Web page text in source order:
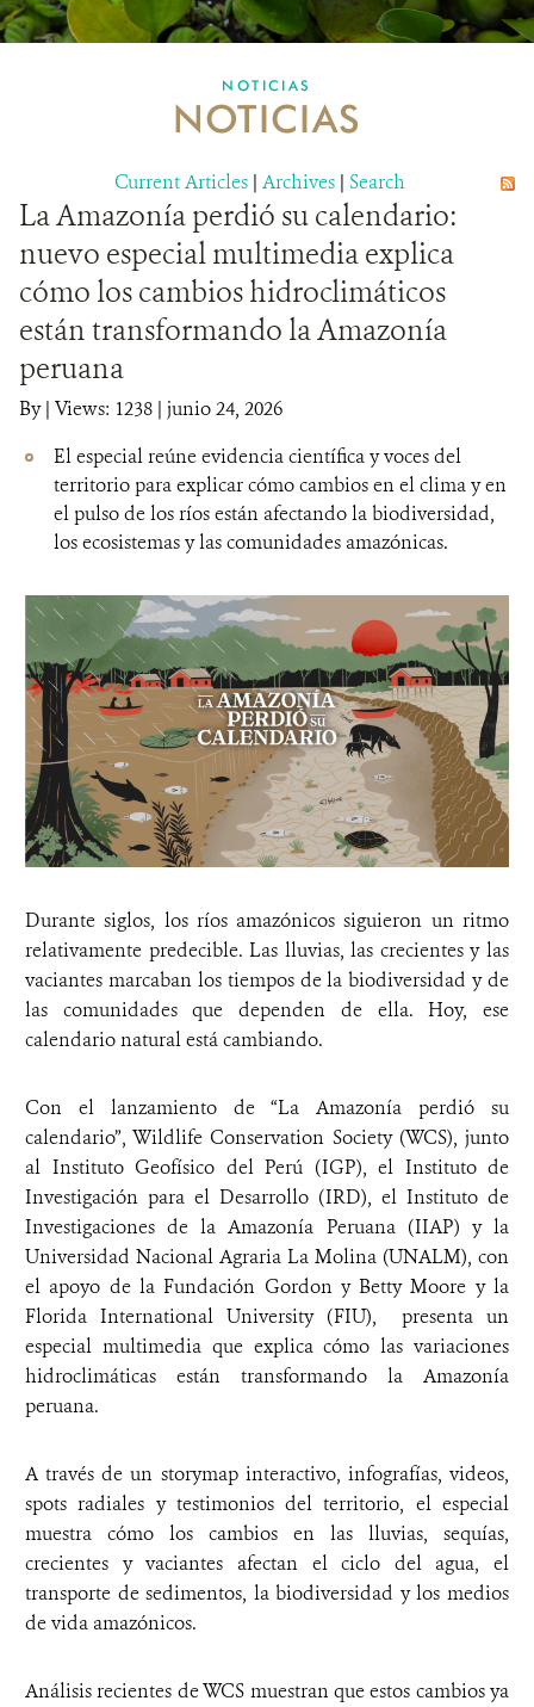
MECANISMO DE ATENCIÓN DE QUEJAS Y RECLAMOS
DONA
NOTICIAS
NOTICIAS
Current Articles | Archives | Search
La Amazonía perdió su calendario:
nuevo especial multimedia explica
cómo los cambios hidroclimáticos
están transformando la Amazonía
peruana
By| Views: 1238 | junio 24, 2026
El especial reúne evidencia científica y voces del
territorio para explicar cómo cambios en el clima y en
el pulso de los ríos están afectando la biodiversidad,
los ecosistemas y las comunidades amazónicas.
Durante siglos, los ríos amazónicos siguieron un ritmo
relativamente predecible. Las lluvias, las crecientes y las
vaciantes marcaban los tiempos de la biodiversidad y de
las comunidades que dependen de ella. Hoy, ese
calendario natural está cambiando.
Con el lanzamiento de “La Amazonía perdió su
calendario”, Wildlife Conservation Society (WCS), junto
al Instituto Geofísico del Perú (IGP), el Instituto de
Investigación para el Desarrollo (IRD), el Instituto de
Investigaciones de la Amazonía Peruana (IIAP) y la
Universidad Nacional Agraria La Molina (UNALM), con
el apoyo de la Fundación Gordon y Betty Moore y la
Florida International University (FIU), presenta un
especial multimedia que explica cómo las variaciones
hidroclimáticas están transformando la Amazonía
peruana.
A través de un storymap interactivo, infografías, videos,
spots radiales y testimonios del territorio, el especial
muestra cómo los cambios en las lluvias, sequías,
crecientes y vaciantes afectan el ciclo del agua, el
transporte de sedimentos, la biodiversidad y los medios
de vida amazónicos.
Análisis recientes de WCS muestran que estos cambios ya